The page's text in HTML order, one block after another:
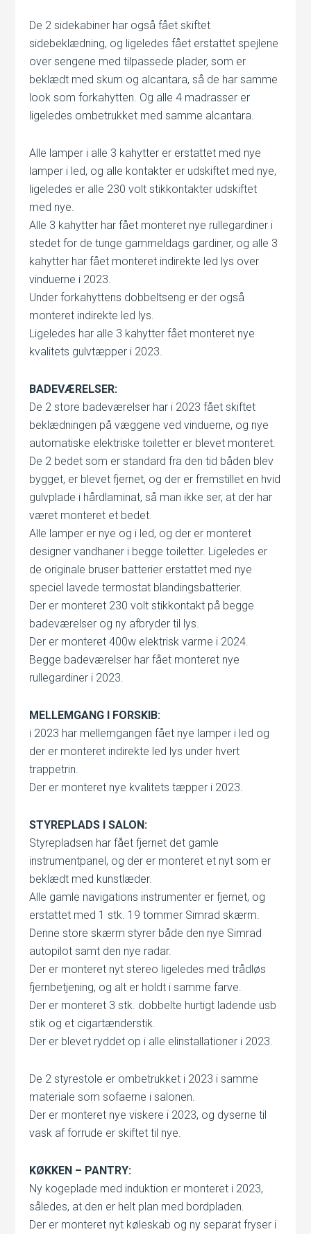
De 2 sidekabiner har også fået skiftet
sidebeklædning, og ligeledes fået erstattet spejlene
over sengene med tilpassede plader, som er
beklædt med skum og alcantara, så de har samme
look som forkahytten. Og alle 4 madrasser er
ligeledes ombetrukket med samme alcantara.
Alle lamper i alle 3 kahytter er erstattet med nye
lamper i led, og alle kontakter er udskiftet med nye,
ligeledes er alle 230 volt stikkontakter udskiftet
med nye.
Alle 3 kahytter har fået monteret nye rullegardiner i
stedet for de tunge gammeldags gardiner, og alle 3
kahytter har fået monteret indirekte led lys over
vinduerne i 2023.
Under forkahyttens dobbeltseng er der også
monteret indirekte led lys.
Ligeledes har alle 3 kahytter fået monteret nye
kvalitets gulvtæpper i 2023.
BADEVÆRELSER:
De 2 store badeværelser har i 2023 fået skiftet
beklædningen på væggene ved vinduerne, og nye
automatiske elektriske toiletter er blevet monteret.
De 2 bedet som er standard fra den tid båden blev
bygget, er blevet fjernet, og der er fremstillet en hvid
gulvplade i hårdlaminat, så man ikke ser, at der har
været monteret et bedet.
Alle lamper er nye og i led, og der er monteret
designer vandhaner i begge toiletter. Ligeledes er
de originale bruser batterier erstattet med nye
speciel lavede termostat blandingsbatterier.
Der er monteret 230 volt stikkontakt på begge
badeværelser og ny afbryder til lys.
Der er monteret 400w elektrisk varme i 2024.
Begge badeværelser har fået monteret nye
rullegardiner i 2023.
MELLEMGANG I FORSKIB:
i 2023 har mellemgangen fået nye lamper i led og
der er monteret indirekte led lys under hvert
trappetrin.
Der er monteret nye kvalitets tæpper i 2023.
STYREPLADS I SALON:
Styrepladsen har fået fjernet det gamle
instrumentpanel, og der er monteret et nyt som er
beklædt med kunstlæder.
Alle gamle navigations instrumenter er fjernet, og
erstattet med 1 stk. 19 tommer Simrad skærm.
Denne store skærm styrer både den nye Simrad
autopilot samt den nye radar.
Der er monteret nyt stereo ligeledes med trådløs
fjernbetjening, og alt er holdt i samme farve.
Der er monteret 3 stk. dobbelte hurtigt ladende usb
stik og et cigartænderstik.
Der er blevet ryddet op i alle elinstallationer i 2023.
De 2 styrestole er ombetrukket i 2023 i samme
materiale som sofaerne i salonen.
Der er monteret nye viskere i 2023, og dyserne til
vask af forrude er skiftet til nye.
KØKKEN – PANTRY:
Ny kogeplade med induktion er monteret i 2023,
således, at den er helt plan med bordpladen.
Der er monteret nyt køleskab og ny separat fryser i